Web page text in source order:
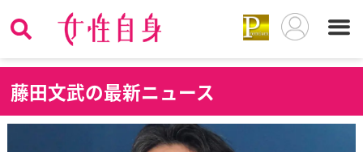
藤田文武の最新ニュース